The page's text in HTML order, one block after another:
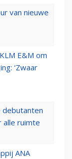
van nieuwe
E&M om
‘Zwaar
debutanten
alle ruimte
ANA